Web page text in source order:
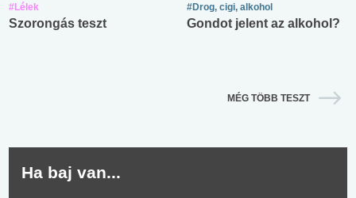
#Lélek
Szorongás teszt
#Drog, cigi, alkohol
Gondot jelent az alkohol?
MÉG TÖBB TESZT
Ha baj van...